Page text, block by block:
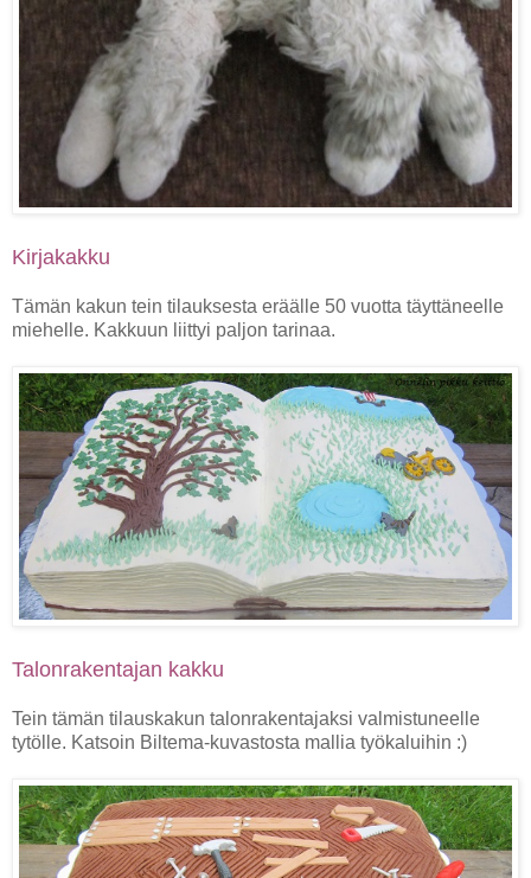
Kirjakakku
Tämän kakun tein tilauksesta eräälle 50 vuotta täyttäneelle
miehelle. Kakkuun liittyi paljon tarinaa.
Talonrakentajan kakku
Tein tämän tilauskakun talonrakentajaksi valmistuneelle
tytölle. Katsoin Biltema-kuvastosta mallia työkaluihin :)